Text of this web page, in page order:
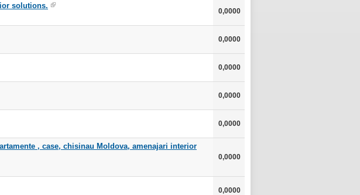
solutions.
0,0000
0,0000
0,0000
0,0000
0,0000
, case, chisinau Moldova, amenajari interior
0,0000
0,0000